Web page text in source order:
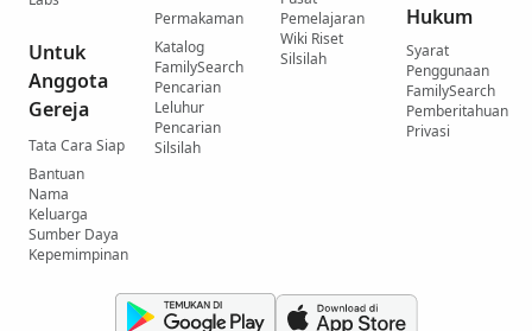
Untuk
Anggota
Gereja
Tata Cara Siap
Bantuan
Nama
Keluarga
Sumber Daya
Kepemimpinan
Permakaman
Katalog
FamilySearch
Pencarian
Leluhur
Pencarian
Silsilah
Pemelajaran
Wiki Riset
Silsilah
Hukum
Syarat
Penggunaan
FamilySearch
Pemberitahuan
Privasi